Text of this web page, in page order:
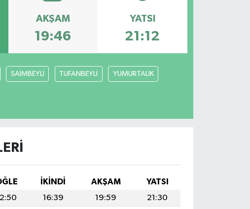
AKŞAM
19:46
YATSI
21:12
SAİMBEYLİ TUFANBEYLİ YUMURTALIK
İKINDI AKŞAM
YATSI
16:39 19:59
21:30